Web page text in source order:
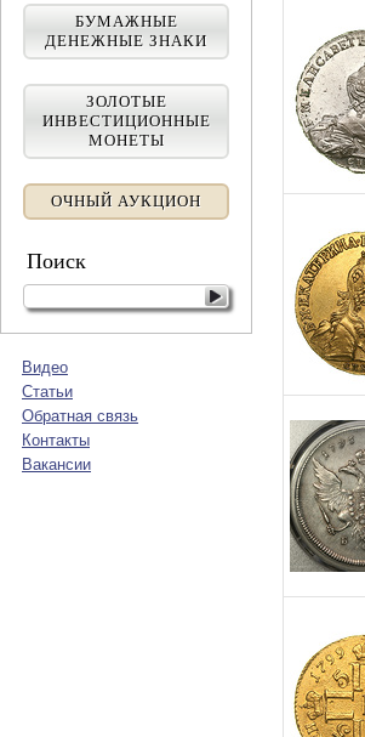
БУМАЖНЫЕ
ДЕНЕЖНЫЕ ЗНАКИ
ЗОЛОТЫЕ
ИНВЕСТИЦИОННЫЕ
МОНЕТЫ
ОЧНЫЙ АУКЦИОН
Поиск
Видео
Статьи
Обратная связь
Контакты
Вакансии